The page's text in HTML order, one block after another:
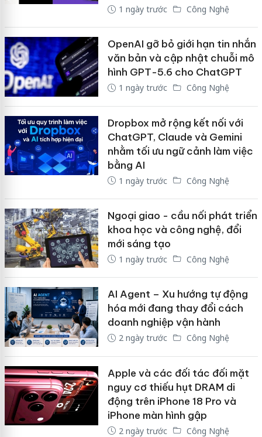
1 ngày trước Công Nghệ
OpenAI gỡ bỏ giới hạn tin nhắn
văn bản và cập nhật chuỗi mô
hình GPT-5.6 cho ChatGPT
1 ngày trước Công Nghệ
Dropbox mở rộng kết nối với
ChatGPT, Claude và Gemini
nhằm tối ưu ngữ cảnh làm việc
bằng AI
1 ngày trước Công Nghệ
Ngoại giao - cầu nối phát triển
khoa học và công nghệ, đổi
mới sáng tạo
1 ngày trước Công Nghệ
AI Agent – Xu hướng tự động
hóa mới đang thay đổi cách
doanh nghiệp vận hành
2 ngày trước Công Nghệ
Apple và các đối tác đối mặt
nguy cơ thiếu hụt DRAM di
động trên iPhone 18 Pro và
iPhone màn hình gập
2 ngày trước Công Nghệ